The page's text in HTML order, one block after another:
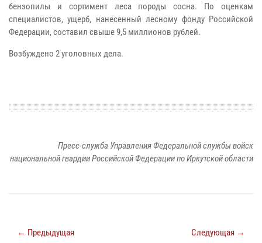
бензопилы и сортимент леса породы сосна. По оценкам
специалистов, ущерб, нанесенный лесному фонду Российской
Федерации, составил свыше 9,5 миллионов рублей.
Возбуждено 2 уголовных дела.
Пресс-служба Управления Федеральной службы войск
национальной гвардии Российской Федерации по Иркутской области
← Предыдущая Следующая →